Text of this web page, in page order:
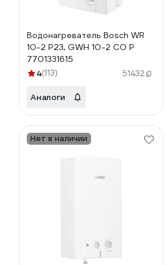
Водонагреватель Bosch WR
10-2 P23, GWH 10-2 CO P
7701331615
4(113) 51432
Аналоги
Нет в наличии